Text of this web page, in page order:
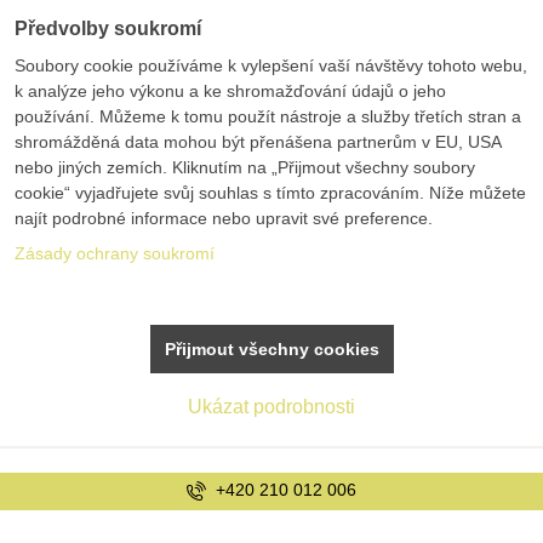
info@bolex.cz
Předvolby soukromí
Soubory cookie používáme k vylepšení vaší návštěvy tohoto webu,
k analýze jeho výkonu a ke shromažďování údajů o jeho
používání. Můžeme k tomu použít nástroje a služby třetích stran a
shromážděná data mohou být přenášena partnerům v EU, USA
nebo jiných zemích. Kliknutím na „Přijmout všechny soubory
cookie“ vyjadřujete svůj souhlas s tímto zpracováním. Níže můžete
najít podrobné informace nebo upravit své preference.
Zásady ochrany soukromí
Ukázat podrobnosti
Přijmout všechny cookies